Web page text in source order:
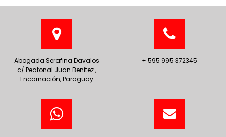
Abogada Serafina Davalos
c/ Peatonal Juan Benitez.,
Encarnación, Paraguay
+ 595 995 372345